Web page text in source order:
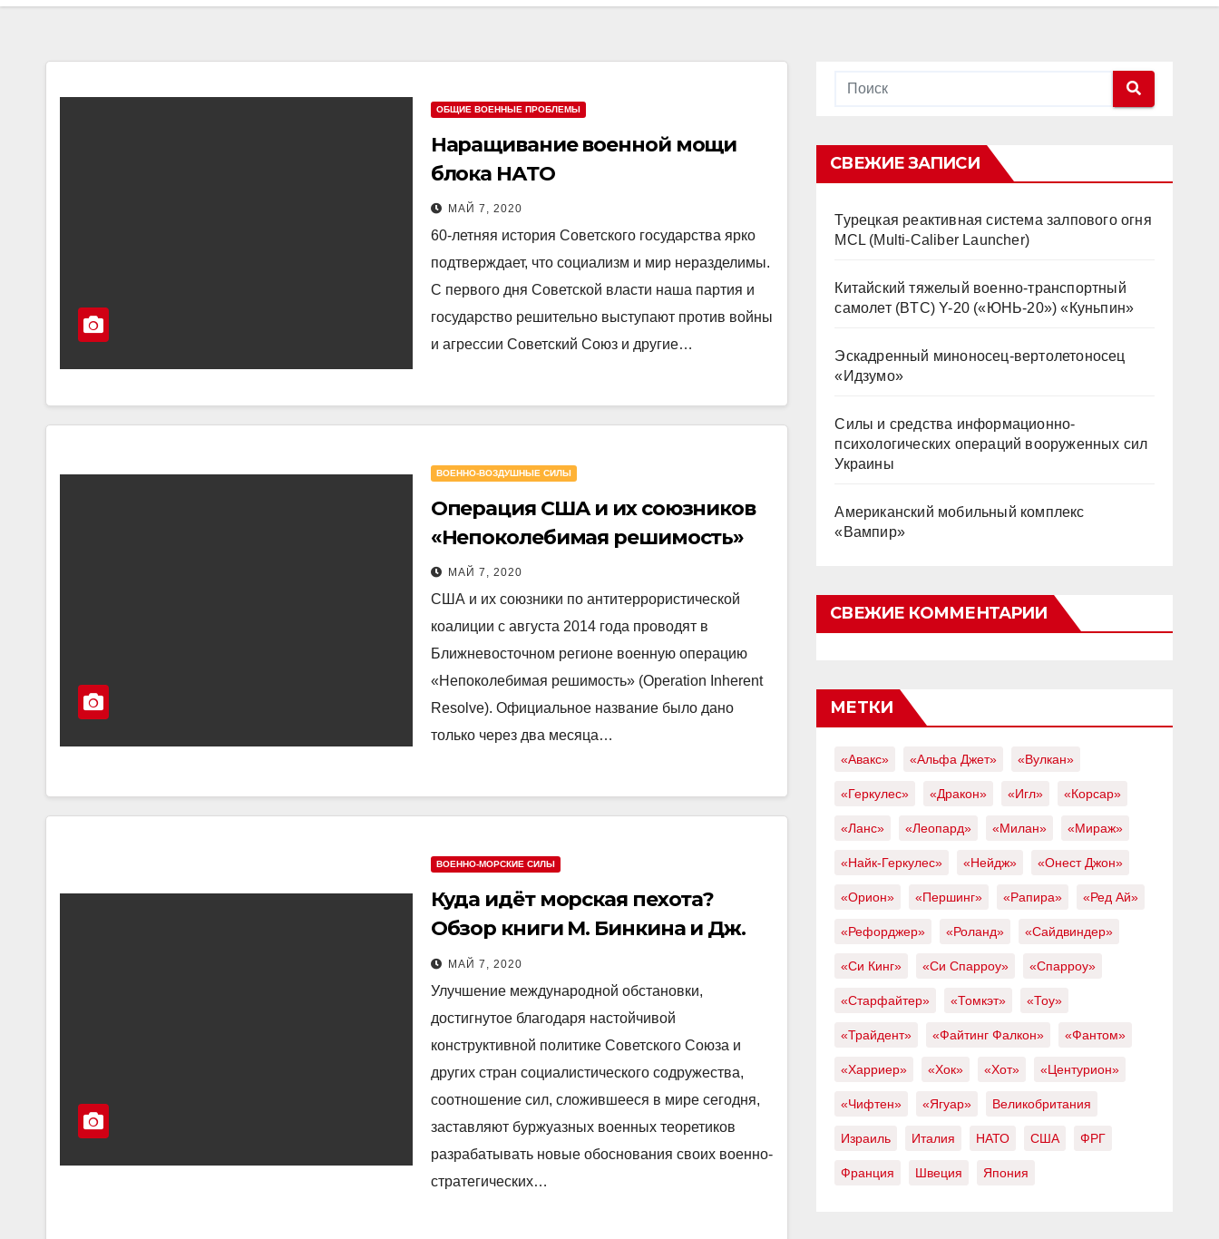
ОБЩИЕ ВОЕННЫЕ ПРОБЛЕМЫ
Наращивание военной мощи
блока НАТО
МАЙ 7, 2020
60-летняя история Советского государства ярко
подтверждает, что социализм и мир неразделимы.
С первого дня Советской власти наша партия и
государство решительно выступают против войны
и агрессии Советский Союз и другие…
ВОЕННО-ВОЗДУШНЫЕ СИЛЫ
Операция США и их союзников
«Непоколебимая решимость»
МАЙ 7, 2020
США и их союзники по антитеррористической
коалиции с августа 2014 года проводят в
Ближневосточном регионе военную операцию
«Непоколебимая решимость» (Operation Inherent
Resolve). Официальное название было дано
только через два месяца…
ВОЕННО-МОРСКИЕ СИЛЫ
Куда идёт морская пехота?
Обзор книги М. Бинкина и Дж.
Рекорда
МАЙ 7, 2020
Улучшение международной обстановки,
достигнутое благодаря настойчивой
конструктивной политике Советского Союза и
других стран социалистического содружества,
соотношение сил, сложившееся в мире сегодня,
заставляют буржуазных военных теоретиков
разрабатывать новые обоснования своих военно-
стратегических…
СВЕЖИЕ ЗАПИСИ
Турецкая реактивная система залпового огня
MCL (Multi-Caliber Launcher)
Китайский тяжелый военно-транспортный
самолет (BTC) Y-20 («ЮНЬ-20») «Куньпин»
Эскадренный миноносец-вертолетоносец
«Идзумо»
Силы и средства информационно-
психологических операций вооруженных сил
Украины
Американский мобильный комплекс
«Вампир»
СВЕЖИЕ КОММЕНТАРИИ
МЕТКИ
«Авакс» «Альфа Джет» «Вулкан»
«Геркулес» «Дракон» «Игл» «Корсар»
«Ланс» «Леопард» «Милан» «Мираж»
«Найк-Геркулес» «Нейдж» «Онест Джон»
«Орион» «Першинг» «Рапира» «Ред Ай»
«Рефорджер» «Роланд» «Сайдвиндер»
«Си Кинг» «Си Спарроу» «Спарроу»
«Старфайтер» «Томкэт» «Тоу»
«Трайдент» «Файтинг Фалкон» «Фантом»
«Харриер» «Хок» «Хот» «Центурион»
«Чифтен» «Ягуар» Великобритания
Израиль Италия НАТО США ФРГ
Франция Швеция Япония